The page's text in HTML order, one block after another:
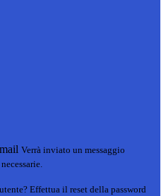
Verrà inviato un messaggio
Effettua il reset della password